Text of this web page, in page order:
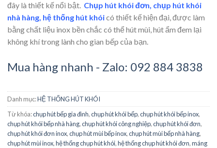
đây là thiết kế nổi bật. Chụp hút khói đơn, chụp hút khói
nhà hàng, hệ thống hút khóicó thiết kế hiện đại, được làm
bằng chất liệu inox bền chắc có thể hút mùi, hút ẩm đem lại
không khí trong lành cho gian bếp của bạn.
Mua hàng nhanh - Zalo: 092 884 3838
Danh mục:HỆ THỐNG HÚT KHÓI
Từ khóa:chụp hút bếp gia đình,chụp hút khói bếp,chụp hút khói bếp inox,
chụp hút khói bếp nhà hàng,chụp hút khói công nghiệp,chụp hút khói đơn,
chụp hút khói đơn inox,chụp hút mùi bếp inox,chụp hút mùi bếp nhà hàng,
chụp hút mùi inox,hệ thống chụp hút khói,hệ thống chụp hút khói đơn,máng